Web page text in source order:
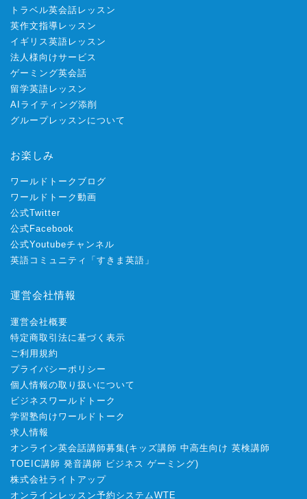
トラベル英会話レッスン
英作文指導レッスン
イギリス英語レッスン
法人様向けサービス
ゲーミング英会話
留学英語レッスン
AIライティング添削
グループレッスンについて
お楽しみ
ワールドトークブログ
ワールドトーク動画
公式Twitter
公式Facebook
公式Youtubeチャンネル
英語コミュニティ「すきま英語」
運営会社情報
運営会社概要
特定商取引法に基づく表示
ご利用規約
プライバシーポリシー
個人情報の取り扱いについて
ビジネスワールドトーク
学習塾向けワールドトーク
求人情報
オンライン英会話講師募集(キッズ講師 中高生向け 英検講師
TOEIC講師 発音講師 ビジネス ゲーミング)
株式会社ライトアップ
オンラインレッスン予約システムWTE